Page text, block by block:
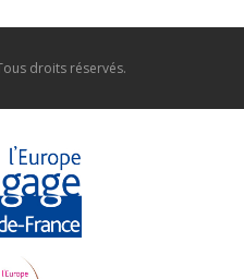
droits réservés.